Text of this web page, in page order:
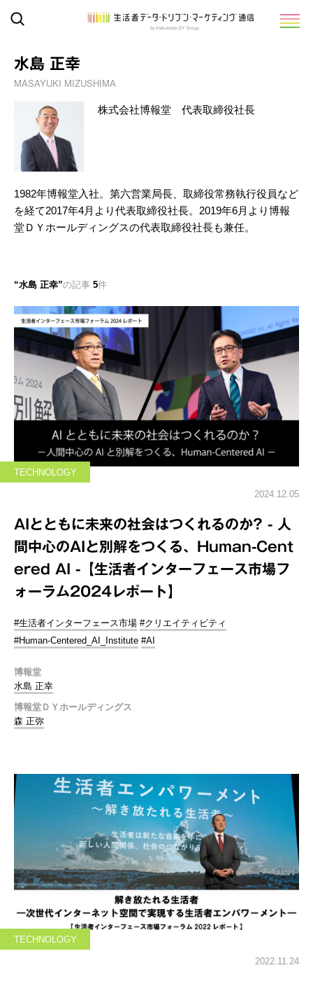
水島 正幸
MASAYUKI MIZUSHIMA
株式会社博報堂 代表取締役社長
1982年博報堂入社。第六営業局長、取締役常務執行役員など
を経て2017年4月より代表取締役社長。2019年6月より博報
堂ＤＹホールディングスの代表取締役社長も兼任。
水島 正幸 の記事 5件
TECHNOLOGY
2024.12.05
AIとともに未来の社会はつくれるのか? - 人
間中心のAIと別解をつくる、Human-Cent
ered AI -【生活者インターフェース市場フ
ォーラム2024レポート】
#生活者インターフェース市場 #クリエイティビティ
#Human-Centered_AI_Institute #AI
博報堂
水島 正幸
博報堂ＤＹホールディングス
森 正弥
TECHNOLOGY
2022.11.24